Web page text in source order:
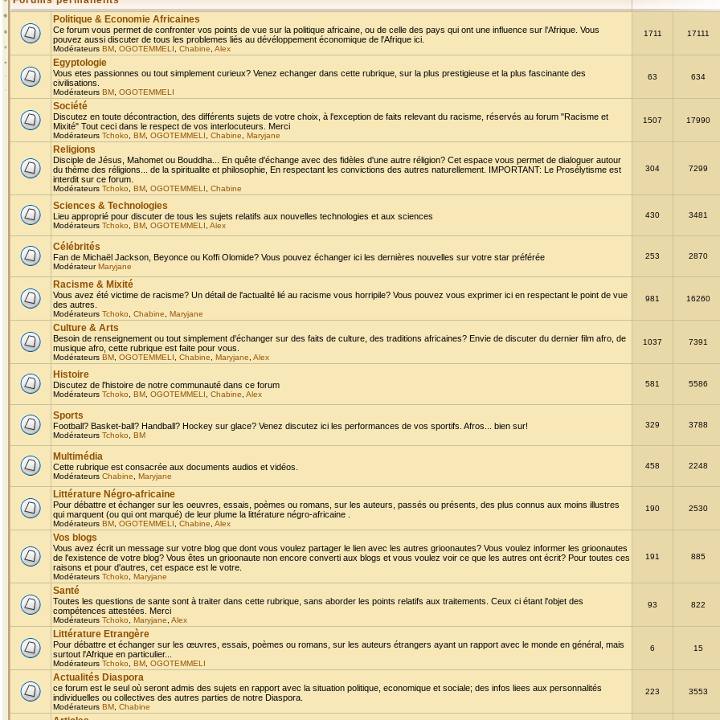
Politique & Economie Africaines
Ce forum vous permet de confronter vos points de vue sur la politique africaine, ou de celle des pays qui ont une influence sur l'Afrique. Vous
pouvez aussi discuter de tous les problemes liés au dévéloppement économique de l'Afrique ici.
Modérateurs BM OGOTEMMELI Chabine Alex
1711 17111
Egyptologie
Vous etes passionnes ou tout simplement curieux? Venez echanger dans cette rubrique, sur la plus prestigieuse et la plus fascinante des
civilisations.
Modérateurs BM OGOTEMMELI
63 634
Société
Discutez en toute décontraction, des différents sujets de votre choix, à l'exception de faits relevant du racisme, réservés au forum "Racisme et
Mixité" Tout ceci dans le respect de vos interlocuteurs. Merci
Modérateurs Tchoko BM OGOTEMMELI Chabine Maryjane
1507 17990
Religions
Disciple de Jésus, Mahomet ou Bouddha... En quête d'échange avec des fidèles d'une autre réligion? Cet espace vous permet de dialoguer autour
du thème des réligions... de la spiritualite et philosophie, En respectant les convictions des autres naturellement. IMPORTANT: Le Prosélytisme est
interdit sur ce forum.
Modérateurs Tchoko BM OGOTEMMELI Chabine
304 7299
Sciences & Technologies
Lieu approprié pour discuter de tous les sujets relatifs aux nouvelles technologies et aux sciences
Modérateurs Tchoko BM OGOTEMMELI Alex
430 3481
Célébrités
Fan de Michaël Jackson, Beyonce ou Koffi Olomide? Vous pouvez échanger ici les dernières nouvelles sur votre star préférée
ModérateurMaryjane
253 2870
Racisme & Mixité
Vous avez été victime de racisme? Un détail de l'actualité lié au racisme vous horripile? Vous pouvez vous exprimer ici en respectant le point de vue
des autres.
Modérateurs Tchoko Chabine Maryjane
981 16260
Culture & Arts
Besoin de renseignement ou tout simplement d'échanger sur des faits de culture, des traditions africaines? Envie de discuter du dernier film afro, de
musique afro, cette rubrique est faite pour vous.
Modérateurs BM OGOTEMMELI Chabine Maryjane Alex
1037 7391
Histoire
Discutez de l'histoire de notre communauté dans ce forum
Modérateurs Tchoko BM OGOTEMMELI Chabine Alex
581 5586
Sports
Football? Basket-ball? Handball? Hockey sur glace? Venez discutez ici les performances de vos sportifs. Afros... bien sur!
Modérateurs Tchoko BM
329 3788
Multimédia
Cette rubrique est consacrée aux documents audios et vidéos.
Modérateurs Chabine Maryjane
458 2248
Littérature Négro-africaine
Pour débattre et échanger sur les oeuvres, essais, poèmes ou romans, sur les auteurs, passés ou présents, des plus connus aux moins illustres
qui marquent (ou qui ont marqué) de leur plume la littérature négro-africaine .
Modérateurs BM OGOTEMMELI Chabine Alex
190 2530
Vos blogs
Vous avez écrit un message sur votre blog que dont vous voulez partager le lien avec les autres grioonautes? Vous voulez informer les grioonautes
de l'existence de votre blog? Vous êtes un grioonaute non encore converti aux blogs et vous voulez voir ce que les autres ont écrit? Pour toutes ces
raisons et pour d'autres, cet espace est le votre.
Modérateurs Tchoko Maryjane
191 885
Santé
Toutes les questions de sante sont à traiter dans cette rubrique, sans aborder les points relatifs aux traitements. Ceux ci étant l'objet des
compétences attestées. Merci
Modérateurs Tchoko Maryjane Alex
93 822
Littérature Etrangère
Pour débattre et échanger sur les œuvres, essais, poèmes ou romans, sur les auteurs étrangers ayant un rapport avec le monde en général, mais
surtout l'Afrique en particulier...
Modérateurs Tchoko BM OGOTEMMELI
6 15
Actualités Diaspora
ce forum est le seul où seront admis des sujets en rapport avec la situation politique, economique et sociale; des infos liees aux personnalités
individuelles ou collectives des autres parties de notre Diaspora.
Modérateurs BM Chabine
223 3553